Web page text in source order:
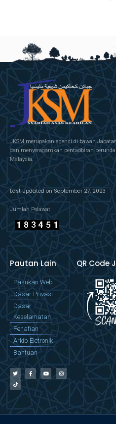
JKSM merupakan agensi di bawah
dan menyeragamkan pentadbiran
Malaysia.
Last Updated on September 27, 2023
Jumlah Pelawat
Pautan Lain
Pasukan Web
Dasar Privasi
Dasar
Keselamatan
Penafian
Arkib Eletronik
Bantuan
QR Code